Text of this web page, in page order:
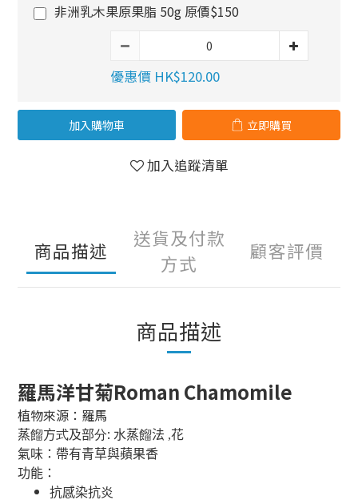
非洲乳木果原果脂 50g 原價$150
優惠價 HK$120.00
加入購物車 立即購買
加入追蹤清單
商品描述
送貨及付款
方式
顧客評價
商品描述
羅馬洋甘菊Roman Chamomile
植物來源：羅馬
蒸餾方式及部分: 水蒸餾法 ,花
氣味：帶有青草與蘋果香
功能：
抗感染抗炎